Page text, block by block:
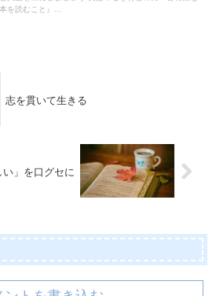
を読むこと』...
志を貫いて生きる
い」を口グセに